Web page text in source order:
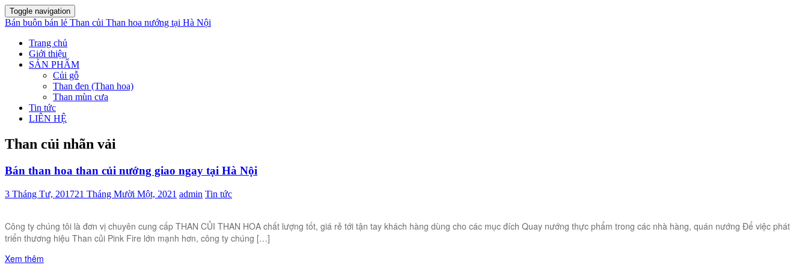
Toggle navigation
Bán buôn bán lẻ Than củi Than hoa nướng tại Hà Nội
Trang chủ
Giới thiệu
SẢN PHẨM
Củi gỗ
Than đen (Than hoa)
Than mùn cưa
Tin tức
LIÊN HỆ
Than củi nhãn vải
Bán than hoa than củi nướng giao ngay tại Hà Nội
3 Tháng Tư, 201721 Tháng Mười Một, 2021 admin Tin tức
Công ty chúng tôi là đơn vị chuyên cung cấp THAN CỦI THAN HOA chất lượng tốt, giá rẻ tới tận tay khách hàng dùng cho các mục đích Quay nướng thực phẩm trong các nhà hàng, quán nướng Để việc phát
triển thương hiệu Than củi Pink Fire lớn mạnh hơn, công ty chúng […]
Xem thêm